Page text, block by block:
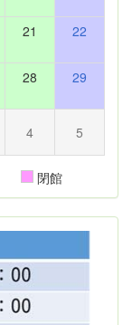
21 22
28 29
4 5
閉館